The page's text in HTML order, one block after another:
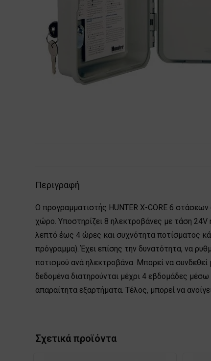
Περιγραφή
Ο προγραμματιστής HUNTER X-CORE 6
χώρο. Υποστηρίζει 8 ηλεκτροβάνες με τάση 24V
λεπτό έως 4 ώρες και συχνότητα ποτίσματος
πρόγραμμα). Έχει επίσης την δυνατότητα, να
ποτισμού ανά ηλεκτροβάνα. Μπορεί να
δεδομένα διατηρούνται μέχρι 4 εβδομάδες
απαραίτητα εξαρτήματα. Τέλος, μπορεί να
Σχετικά προϊόντα